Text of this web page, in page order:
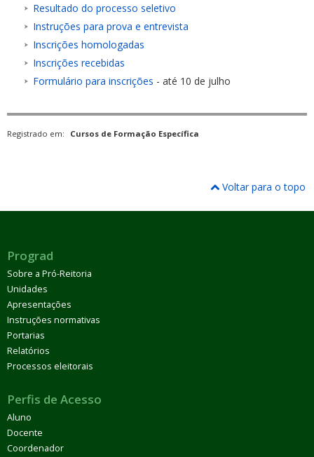
Resultado do processo seletivo
Instruções para prova e entrevista
Inscrições homologadas
Inscrições recebidas
Formulário para inscrições - até 10 de julho
Registrado em: Cursos de Formação Específica
Voltar para o topo
Prograd
Sobre a Pró-Reitoria
Unidades
Apresentações
Instruções normativas
Portarias
Relatórios
Processos eleitorais
Perfis de Acesso
Aluno
Docente
Coordenador